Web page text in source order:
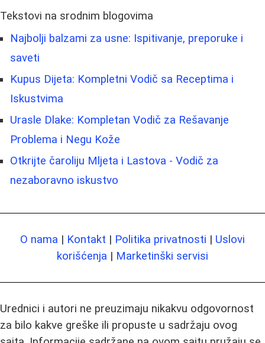
Tekstovi na srodnim blogovima
Najbolji balzami za usne: Ispitivanje, preporuke i
saveti
Kupus Dijeta: Kompletni Vodič sa Receptima i
Iskustvima
Urasle Dlake: Kompletan Vodič za Rešavanje
Problema i Negu Kože
Otkrijte čaroliju Mljeta i Lastova - Vodič za
nezaboravno iskustvo
O nama | Kontakt | Politika privatnosti | Uslovi
korišćenja | Marketinški servisi
Urednici i autori ne preuzimaju nikakvu odgovornost
za bilo kakve greške ili propuste u sadržaju ovog